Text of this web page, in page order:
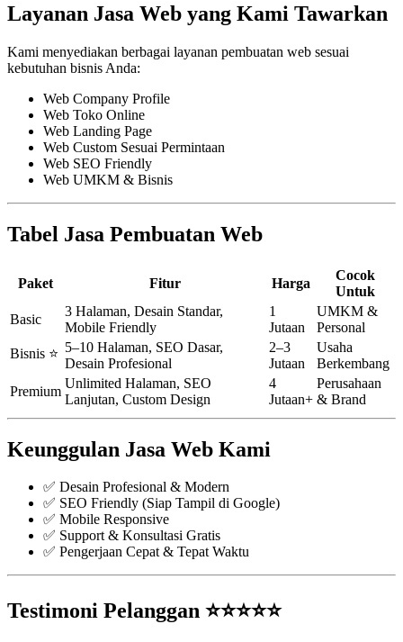
Layanan Jasa Web yang Kami Tawarkan
Kami menyediakan berbagai layanan pembuatan web sesuai
kebutuhan bisnis Anda:
Web Company Profile
Web Toko Online
Web Landing Page
Web Custom Sesuai Permintaan
Web SEO Friendly
Web UMKM & Bisnis
Tabel Jasa Pembuatan Web
Paket Fitur Harga
Cocok
Untuk
Basic
3 Halaman, Desain Standar,
Mobile Friendly
1
Jutaan
UMKM &
Personal
Bisnis ⭐ 5–10 Halaman, SEO Dasar,
Desain Profesional
2–3
Jutaan
Usaha
Berkembang
Premium
Unlimited Halaman, SEO
Lanjutan, Custom Design
4
Jutaan+
Perusahaan
& Brand
Keunggulan Jasa Web Kami
✅ Desain Profesional & Modern
✅ SEO Friendly (Siap Tampil di Google)
✅ Mobile Responsive
✅ Support & Konsultasi Gratis
✅ Pengerjaan Cepat & Tepat Waktu
Testimoni Pelanggan ⭐⭐⭐⭐⭐